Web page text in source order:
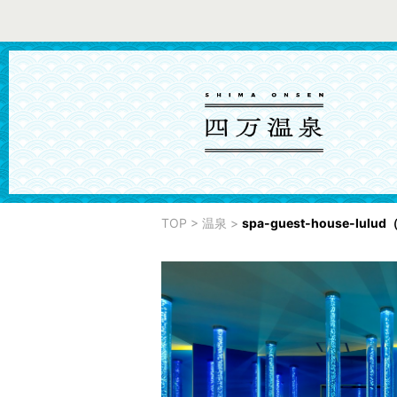
TOP > 温泉 > spa-guest-house-lulud（